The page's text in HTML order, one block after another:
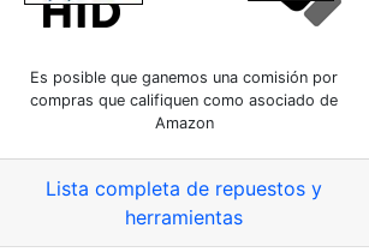
Es posible que ganemos una comisión por
compras que califiquen como asociado de
Amazon
Lista completa de repuestos y
herramientas